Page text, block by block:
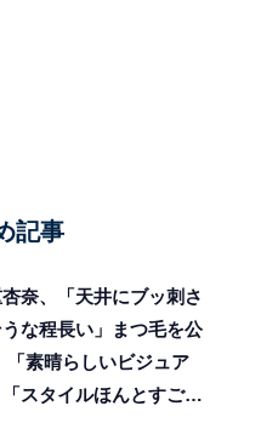
記事
奈、「天井にブッ刺さ
うな程長い」まつ毛を公
「素晴らしいビジュア
スタイルほんとすご